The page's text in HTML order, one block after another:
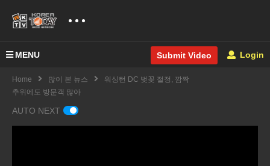
MENU Submit Video Login
Home 많이 본 뉴스
워싱턴 DC 벚꽂 절정, 깜짝
추위에도 방문객 많아
AUTO NEXT